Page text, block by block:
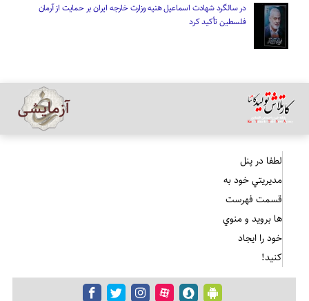
در سالگرد شهادت اسماعیل هنیه وزارت خارجه ایران بر حمایت از آرمان
فلسطین تأکید کرد
لطفا در پنل
مديريتي خود به
قسمت فهرست
ها برويد و منوي
خود را ايجاد
كنيد!